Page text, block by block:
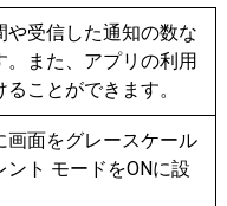
や受信した通知の数な
。また、アプリの利用
ことができます。
画面をグレースケール
ント モードをONに設